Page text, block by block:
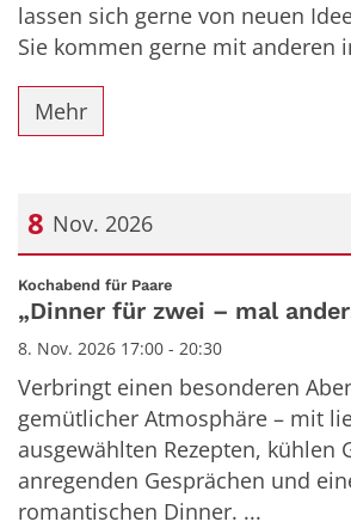
lassen sich gerne von neuen
Sie kommen gerne mit anderen
Mehr
8 Nov. 2026
Datum: 8. November 2026
Kochabend für Paare:
„Dinner für zwei – mal
8. Nov. 2026 17:00 - 20:30
Verbringt einen besonderen
gemütlicher Atmosphäre – mit
ausgewählten Rezepten, kühlen
anregenden Gesprächen und
romantischen Dinner. ...